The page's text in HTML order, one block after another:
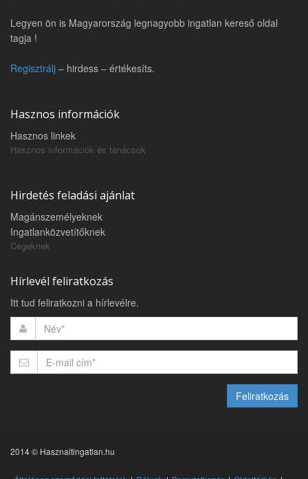
Legyen ön is Magyarország legnagyobb ingatlan kereső oldal
tagja !
Regisztrálj – hirdess – értékesíts.
Hasznos információk
Hasznos linkek
Hasznos információk és tanácsok
Hirdetés feladási ajánlat
Magánszemélyeknek
Ingatlanközvetítőknek
Cégeknek
Hírlevél feliratkozás
Itt tud feliratkozni a hírlevélre.
Feliratkozás
2014 © Hasznaltingatlan.hu